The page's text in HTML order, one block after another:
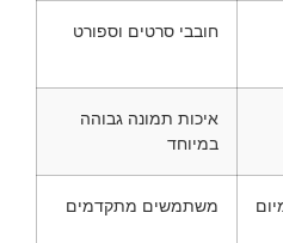
חובבי סרטים וספורט
איכות תמונה גבוהה
במיוחד
משתמשים מתקדמים